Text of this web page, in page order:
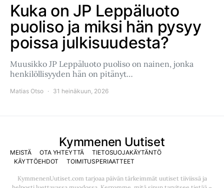
Kuka on JP Leppäluoto
puoliso ja miksi hän pysyy
poissa julkisuudesta?
Muusikko JP Leppäluoto puoliso on nainen, jonka
henkilöllisyyden hän on pitänyt…
Matias Otso 31 heinäkuun, 2026
Kymmenen Uutiset
MEISTÄ OTA YHTEYTTÄ
TIETOSUOJAKÄYTÄNTÖ
KÄYTTÖEHDOT
TOIMITUSPERIAATTEET
KymmenenUutiset.com tarjoaa päivän tärkeimmät uutiset tiiviissä ja